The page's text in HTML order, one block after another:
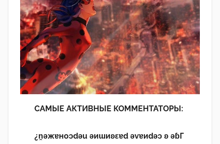
САМЫЕ АКТИВНЫЕ КОММЕНТАТОРЫ:
¿n̯ǝжɐноɔdǝu ǝиɯиʚεɐd ǝvɐиdǝɔ ʚ ǝɓГ